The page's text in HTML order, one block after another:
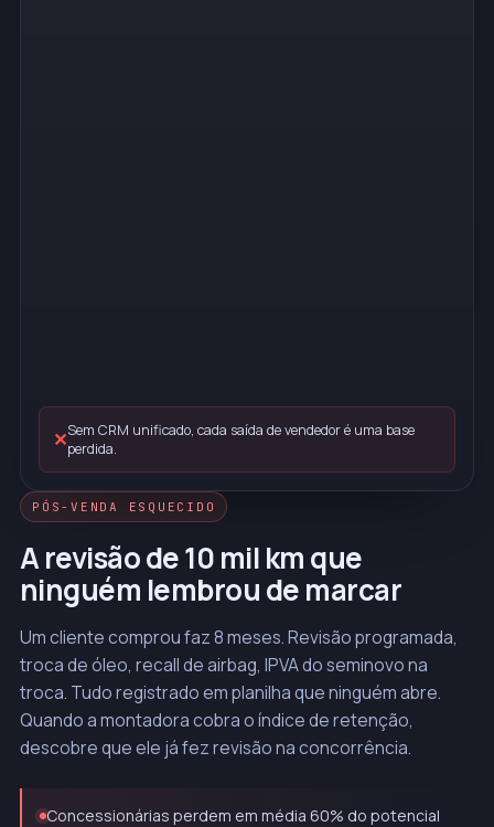
✕Sem CRM unificado, cada saída de vendedor é uma base
perdida.
PÓS-VENDA ESQUECIDO
A revisão de 10 mil km que
ninguém lembrou de marcar
Um cliente comprou faz 8 meses. Revisão programada,
troca de óleo, recall de airbag, IPVA do seminovo na
troca. Tudo registrado em planilha que ninguém abre.
Quando a montadora cobra o índice de retenção,
descobre que ele já fez revisão na concorrência.
Concessionárias perdem em média 60% do potencial